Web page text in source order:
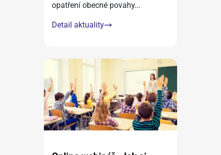
opatření obecné povahy...
Detail aktuality